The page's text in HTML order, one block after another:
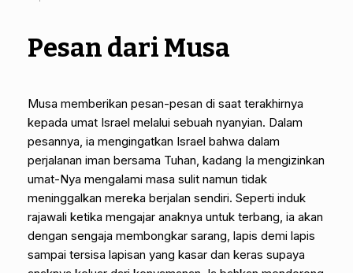
Pesan dari Musa
Musa memberikan pesan-pesan di saat terakhirnya
kepada umat Israel melalui sebuah nyanyian. Dalam
pesannya, ia mengingatkan Israel bahwa dalam
perjalanan iman bersama Tuhan, kadang Ia mengizinkan
umat-Nya mengalami masa sulit namun tidak
meninggalkan mereka berjalan sendiri. Seperti induk
rajawali ketika mengajar anaknya untuk terbang, ia akan
dengan sengaja membongkar sarang, lapis demi lapis
sampai tersisa lapisan yang kasar dan keras supaya